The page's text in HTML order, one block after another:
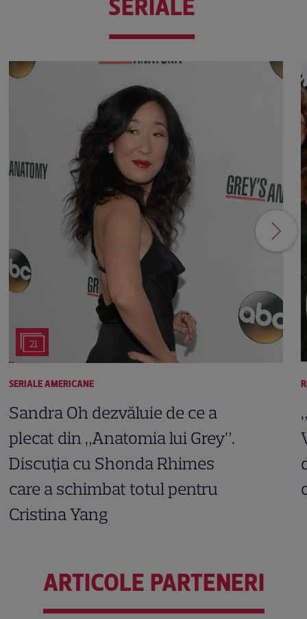
SERIALE
21
SERIALE AMERICANE
Sandra Oh dezvăluie de ce a
plecat din „Anatomia lui Grey”.
Discuția cu Shonda Rhimes
care a schimbat totul pentru
Cristina Yang
ARTICOLE PARTENERI